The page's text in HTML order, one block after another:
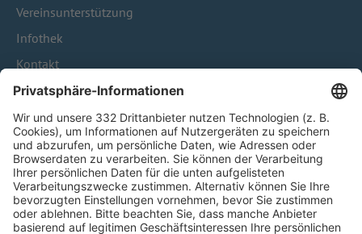
Vereinsunterstützung
Infothek
Kontakt
HÄUFIG BESUCHTE SEITEN
Pässe und Vereinswechsel
Trainerausbildung
Schulungsangebot Vereinsmitarbeiter
BFV-Geschäftsstellen